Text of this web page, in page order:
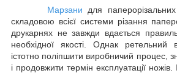
Марзани для
складовою всієї системи різання
друкарнях не завжди вдається
необхідної якості. Однак
істотно поліпшити виробничий процес,
і продовжити термін експлуатації